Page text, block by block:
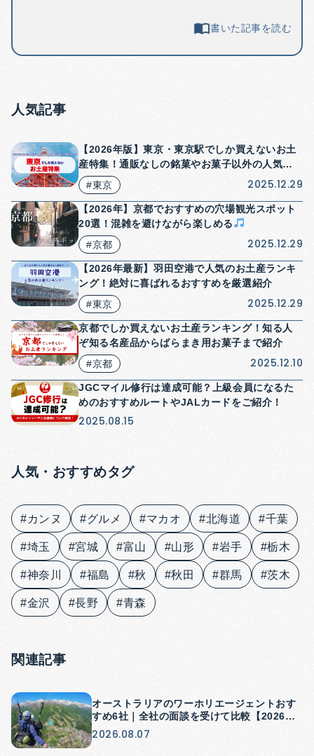
書いた記事を読む
人気記事
【2026年版】東京・東京駅でしか買えないお土
産特集！通販なしの銘菓やお菓子以外の人気商
品も紹介！
#東京 2025.12.29
【2026年】京都でおすすめの穴場観光スポット
20選！混雑を避けながら楽しめる
#京都
2025.12.29
【2026年最新】羽田空港で人気のお土産ランキ
ング！絶対に喜ばれるおすすめを厳選紹介
#東京
2025.12.29
京都でしか買えないお土産ランキング！知る人
ぞ知る名産品からばらまき用お菓子まで紹介
#京都
2025.12.10
JGCマイル修行は達成可能？上級会員になるた
めのおすすめルートやJALカードをご紹介！
2025.08.15
人気・おすすめタグ
#カンヌ #グルメ #マカオ #北海道 #千葉
#埼玉 #宮城 #富山 #山形 #岩手 #栃木
#神奈川 #福島 #秋 #秋田 #群馬 #茨木
#金沢 #長野 #青森
関連記事
オーストラリアのワーホリエージェントおす
すめ6社｜全社の面談を受けて比較【2026
年】
2026.08.07